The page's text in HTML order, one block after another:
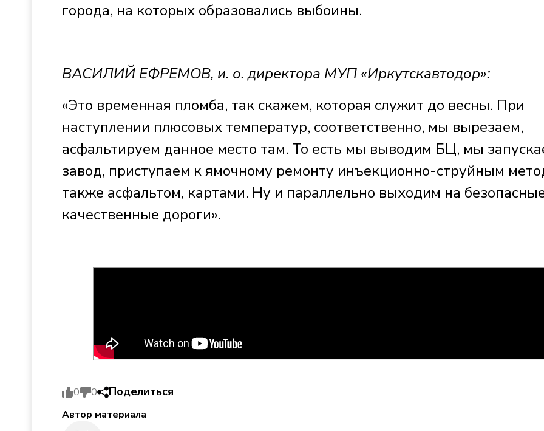
города, на которых образовались выбоины.
ВАСИЛИЙ ЕФРЕМОВ, и. о. директора МУП «Иркутскавтодор»:
«Это временная пломба, так скажем, которая служит до весны. При
наступлении плюсовых температур, соответственно, мы вырезаем,
асфальтируем данное место там. То есть мы выводим БЦ, мы
завод, приступаем к ямочному ремонту инъекционно-струйным
также асфальтом, картами. Ну и параллельно выходим на
качественные дороги».
0 0 Поделиться
Автор материала